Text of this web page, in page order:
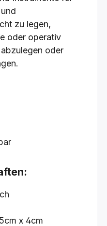
zu legen,
oder operativ
oder
x 4cm